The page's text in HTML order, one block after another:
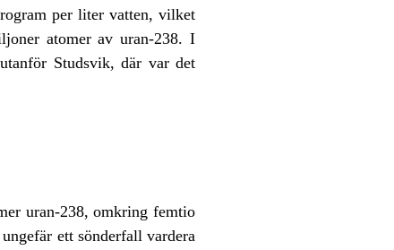
per liter vatten, vilket
atomer av uran-238. I
Studsvik, där var det
uran-238, omkring femtio
ett sönderfall vardera